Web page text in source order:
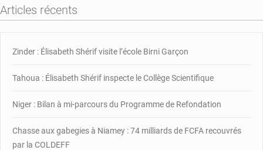
s’ouvre
pour
Articles récents
Zinder : Élisabeth Shérif visite l’école Birni Garçon
Tahoua : Élisabeth Shérif inspecte le Collège Scientifique
Niger : Bilan à mi-parcours du Programme de Refondation
Chasse aux gabegies à Niamey : 74 milliards de FCFA recouvrés
par la COLDEFF